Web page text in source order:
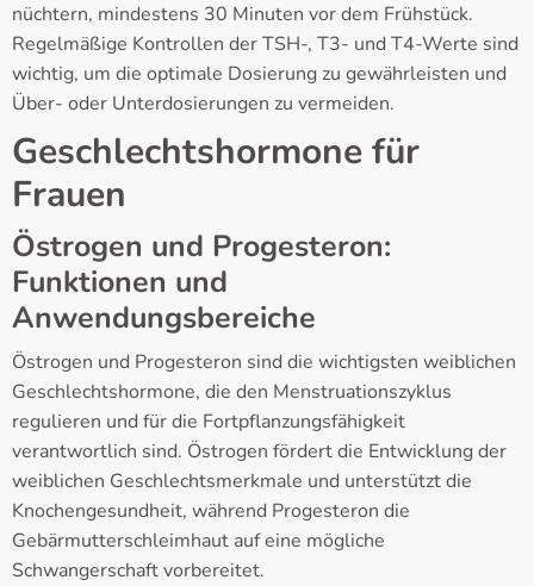
nüchtern, mindestens 30 Minuten vor dem Frühstück.
Regelmäßige Kontrollen der TSH-, T3- und T4-Werte sind
wichtig, um die optimale Dosierung zu gewährleisten und
Über- oder Unterdosierungen zu vermeiden.
Geschlechtshormone für
Frauen
Östrogen und Progesteron:
Funktionen und
Anwendungsbereiche
Östrogen und Progesteron sind die wichtigsten weiblichen
Geschlechtshormone, die den Menstruationszyklus
regulieren und für die Fortpflanzungsfähigkeit
verantwortlich sind. Östrogen fördert die Entwicklung der
weiblichen Geschlechtsmerkmale und unterstützt die
Knochengesundheit, während Progesteron die
Gebärmutterschleimhaut auf eine mögliche
Schwangerschaft vorbereitet.